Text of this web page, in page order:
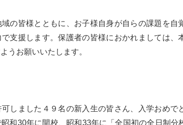
の皆様とともに、お子様自身が自らの課題を自
支援します。保護者の皆様におかれましては、
うお願いいたします。
しました４９名の新入生の皆さん、入学おめで
和30年に開校、昭和33年に「全国初の全日制分